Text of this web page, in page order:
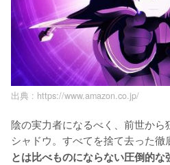
出典 : https://www.amazon.co.jp/
陰の実力者になるべく、前世から
シャドウ。すべてを捨て去った徹
とは比べものにならない圧倒的な